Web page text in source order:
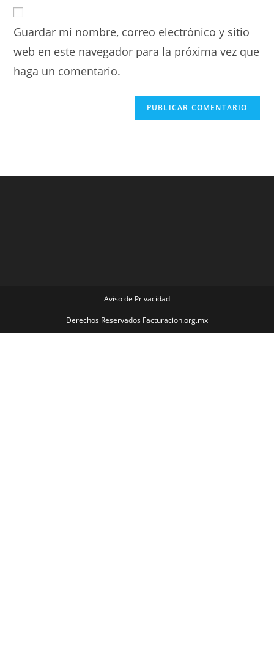
Guardar mi nombre, correo electrónico y sitio
web en este navegador para la próxima vez que
haga un comentario.
Aviso de Privacidad
Derechos Reservados Facturacion.org.mx